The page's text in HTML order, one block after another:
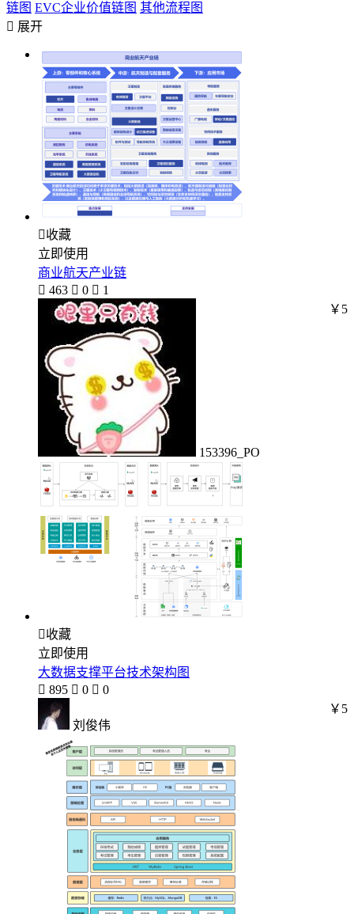
链图 EVC企业价值链图 其他流程图
 展开
收藏
立即使用
商业航天产业链
 463  0  1
153396_PO
￥5
收藏
立即使用
大数据支撑平台技术架构图
 895  0  0
刘俊伟
￥5